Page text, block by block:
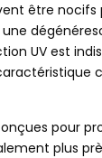
être
UV est
pour
plus